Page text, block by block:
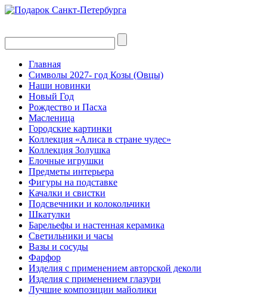
Главная
Символы 2027- год Козы (Овцы)
Наши новинки
Новый Год
Рождество и Пасха
Масленица
Городские картинки
Коллекция «Алиса в стране чудес»
Коллекция Золушка
Елочные игрушки
Предметы интерьера
Фигуры на подставке
Качалки и свистки
Подсвечники и колокольчики
Шкатулки
Барельефы и настенная керамика
Светильники и часы
Вазы и сосуды
Фарфор
Изделия с применением авторской деколи
Изделия с применением глазури
Лучшие композиции майолики